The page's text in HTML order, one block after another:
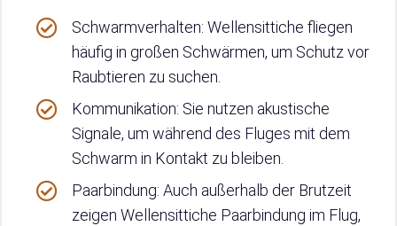
Schwarmverhalten: Wellensittiche fliegen
häufig in großen Schwärmen, um Schutz vor
Raubtieren zu suchen.
Kommunikation: Sie nutzen akustische
Signale, um während des Fluges mit dem
Schwarm in Kontakt zu bleiben.
Paarbindung: Auch außerhalb der Brutzeit
zeigen Wellensittiche Paarbindung im Flug,